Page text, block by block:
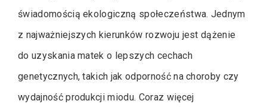
świadomością ekologiczną społeczeństwa. Jednym
z najważniejszych kierunków rozwoju jest dążenie
do uzyskania matek o lepszych cechach
genetycznych, takich jak odporność na choroby czy
wydajność produkcji miodu. Coraz więcej